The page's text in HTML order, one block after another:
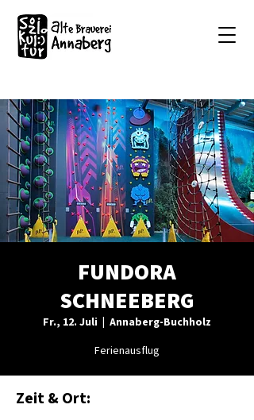
FUNDORA
SCHNEEBERG
Fr., 12. Juli
Annaberg-Buchholz
Ferienausflug
Zeit & Ort: